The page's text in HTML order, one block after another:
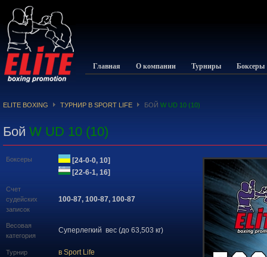
Главная О компании Турниры Боксеры
ELITE BOXING ТУРНИР В SPORT LIFE БОЙ W UD 10 (10)
Бой W UD 10 (10)
Боксеры
[24-0-0, 10]
[22-6-1, 16]
Счет
судейских
записок
100-87, 100-87, 100-87
Весовая
категория
Суперлегкий вес (до 63,503 кг)
Турнир в Sport Life